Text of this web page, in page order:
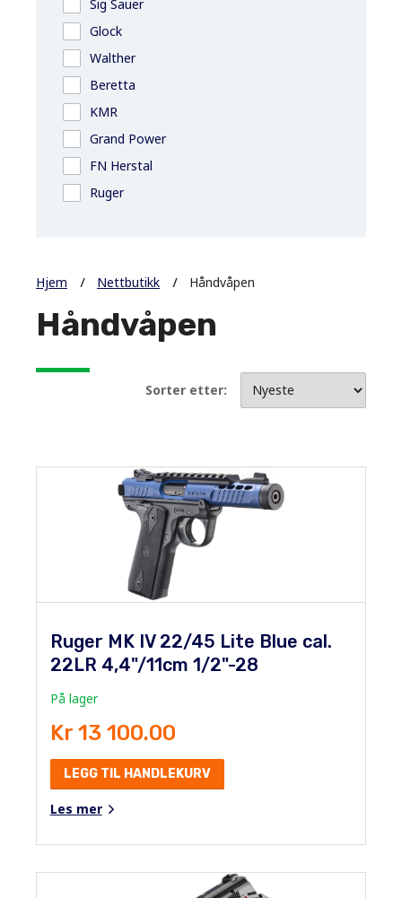
Sig Sauer
Glock
Walther
Beretta
KMR
Grand Power
FN Herstal
Ruger
Hjem Nettbutikk Håndvåpen
Håndvåpen
Sorter etter:
Ruger MK IV 22/45 Lite Blue cal.
22LR 4,4"/11cm 1/2"-28
På lager
Kr 13 100.00
LEGG TIL HANDLEKURV
Les mer